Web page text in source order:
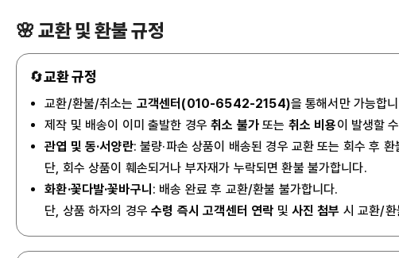
🌸 교환 및 환불 규정
🔄교환 규정
교환/환불/취소는 고객센터(010-6542-2154)을 통해서만 가능합
제작 및 배송이 이미 출발한 경우취소 불가 또는 취소 비용이 발생할
관엽 및 동·서양란: 불량·파손 상품이 배송된 경우 교환 또는 회수 후 환
단, 회수 상품이 훼손되거나 부자재가 누락되면 환불 불가합니다.
화환·꽃다발·꽃바구니 : 배송 완료 후 교환/환불 불가합니다.
단, 상품 하자의 경우수령 즉시 고객센터 연락 및 사진 첨부 시 교환/환